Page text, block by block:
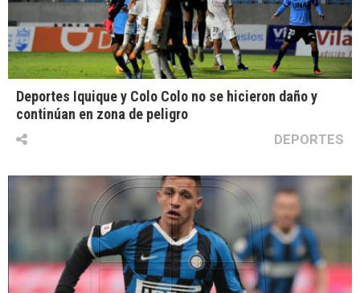
Deportes Iquique y Colo Colo no se hicieron daño y
continúan en zona de peligro
DEPORTES